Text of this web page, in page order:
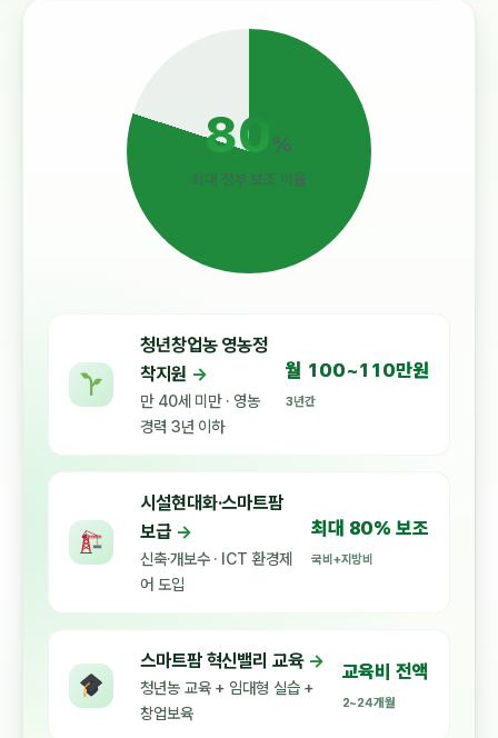
80 %
최대 정부 보조 비율
청년창업농 영농정
착지원 →
만 40세 미만 · 영농
경력 3년 이하
월 100~110만원
3년간
시설현대화·스마트팜
보급 →
신축·개보수 · ICT 환경제
어 도입
최대 80% 보조
국비+지방비
스마트팜 혁신밸리 교육 →
청년농 교육 + 임대형 실습 +
창업보육
교육비 전액
2~24개월